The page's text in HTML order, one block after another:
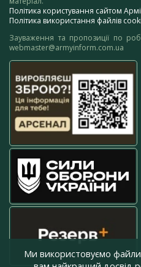
Політика користування сайтом
Політика використання файлів
Зауваження та пропозиції по
webmaster@armyinform.com.ua
Ми використовуємо